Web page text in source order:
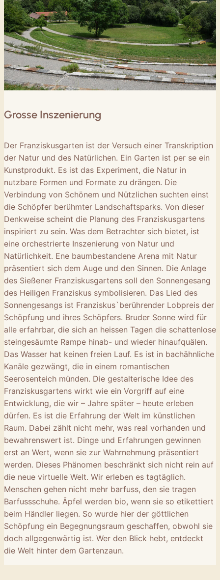
Grosse Inszenierung
Der Franziskusgarten ist der Versuch einer Transkription
der Natur und des Natürlichen. Ein Garten ist per se ein
Kunstprodukt. Es ist das Experiment, die Natur in
nutzbare Formen und Formate zu drängen. Die
Verbindung von Schönem und Nützlichen suchten einst
die Schöpfer berühmter Landschaftsparks. Von dieser
Denkweise scheint die Planung des Franziskusgartens
inspiriert zu sein. Was dem Betrachter sich bietet, ist
eine orchestrierte Inszenierung von Natur und
Natürlichkeit. Ene baumbestandene Arena mit Natur
präsentiert sich dem Auge und den Sinnen. Die Anlage
des Sießener Franziskusgartens soll den Sonnengesang
des Heiligen Franziskus symbolisieren. Das Lied des
Sonnengesangs ist Franziskus`berührender Lobpreis der
Schöpfung und ihres Schöpfers. Bruder Sonne wird für
alle erfahrbar, die sich an heissen Tagen die schattenlose
steingesäumte Rampe hinab- und wieder hinaufquälen.
Das Wasser hat keinen freien Lauf. Es ist in bachähnliche
Kanäle gezwängt, die in einem romantischen
Seerosenteich münden. Die gestalterische Idee des
Franziskusgartens wirkt wie ein Vorgriff auf eine
Entwicklung, die wir – Jahre später – heute erleben
dürfen. Es ist die Erfahrung der Welt im künstlichen
Raum. Dabei zählt nicht mehr, was real vorhanden und
bewahrenswert ist. Dinge und Erfahrungen gewinnen
erst an Wert, wenn sie zur Wahrnehmung präsentiert
werden. Dieses Phänomen beschränkt sich nicht rein auf
die neue virtuelle Welt. Wir erleben es tagtäglich.
Menschen gehen nicht mehr barfuss, den sie tragen
Barfussschuhe. Äpfel werden bio, wenn sie so etikettiert
beim Händler liegen. So wurde hier der göttlichen
Schöpfung ein Begegnungsraum geschaffen, obwohl sie
doch allgegenwärtig ist. Wer den Blick hebt, entdeckt
die Welt hinter dem Gartenzaun.